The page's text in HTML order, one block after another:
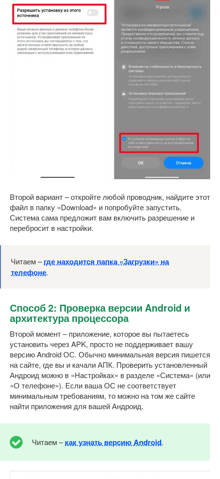
Второй вариант – откройте любой проводник, найдите этот
файл в папку «Download» и попробуйте запустить.
Система сама предложит вам включить разрешение и
перебросит в настройки.
Читаем –где находится папка «Загрузки» на
телефоне.
Способ 2: Проверка версии Android и
архитектура процессора
Второй момент – приложение, которое вы пытаетесь
установить через APK, просто не поддерживает вашу
версию Android ОС. Обычно минимальная версия пишется
на сайте, где вы и качали АПК. Проверить установленный
Андроид можно в «Настройках» в разделе «Система» (или
«О телефоне»). Если ваша ОС не соответствует
минимальным требованиям, то можно на том же сайте
найти приложения для вашей Андроид.
Читаем –как узнать версию Android.